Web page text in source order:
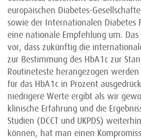
europäischen Diabetes-
sowie der Internationalen Diabetes
eine nationale Empfehlung um.
vor, dass zukünftig die
zur Bestimmung des HbA1c zur
Routineteste herangezogen
für das HbA1c in Prozent
niedrigere Werte ergibt als wir
klinische Erfahrung und die
Studien (DCCT und UKPDS)
können, hat man einen